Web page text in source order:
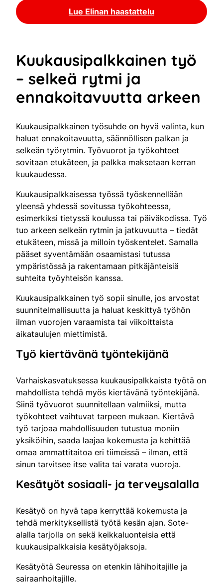
Lue Elinan haastattelu
Kuukausipalkkainen työ
– selkeä rytmi ja
ennakoitavuutta arkeen
Kuukausipalkkainen työsuhde on hyvä valinta, kun
haluat ennakoitavuutta, säännöllisen palkan ja
selkeän työrytmin. Työvuorot ja työkohteet
sovitaan etukäteen, ja palkka maksetaan kerran
kuukaudessa.
Kuukausipalkkaisessa työssä työskennellään
yleensä yhdessä sovitussa työkohteessa,
esimerkiksi tietyssä koulussa tai päiväkodissa. Työ
tuo arkeen selkeän rytmin ja jatkuvuutta – tiedät
etukäteen, missä ja milloin työskentelet. Samalla
pääset syventämään osaamistasi tutussa
ympäristössä ja rakentamaan pitkäjänteisiä
suhteita työyhteisön kanssa.
Kuukausipalkkainen työ sopii sinulle, jos arvostat
suunnitelmallisuutta ja haluat keskittyä työhön
ilman vuorojen varaamista tai viikoittaista
aikataulujen miettimistä.
Työ kiertävänä työntekijänä
Varhaiskasvatuksessa kuukausipalkkaista työtä on
mahdollista tehdä myös kiertävänä työntekijänä.
Siinä työvuorot suunnitellaan valmiiksi, mutta
työkohteet vaihtuvat tarpeen mukaan. Kiertävä
työ tarjoaa mahdollisuuden tutustua moniin
yksiköihin, saada laajaa kokemusta ja kehittää
omaa ammattitaitoa eri tiimeissä – ilman, että
sinun tarvitsee itse valita tai varata vuoroja.
Kesätyöt sosiaali- ja terveysalalla
Kesätyö on hyvä tapa kerryttää kokemusta ja
tehdä merkityksellistä työtä kesän ajan. Sote-
alalla tarjolla on sekä keikkaluonteisia että
kuukausipalkkaisia kesätyöjaksoja.
Kesätyötä Seuressa on etenkin lähihoitajille ja
sairaanhoitajille.